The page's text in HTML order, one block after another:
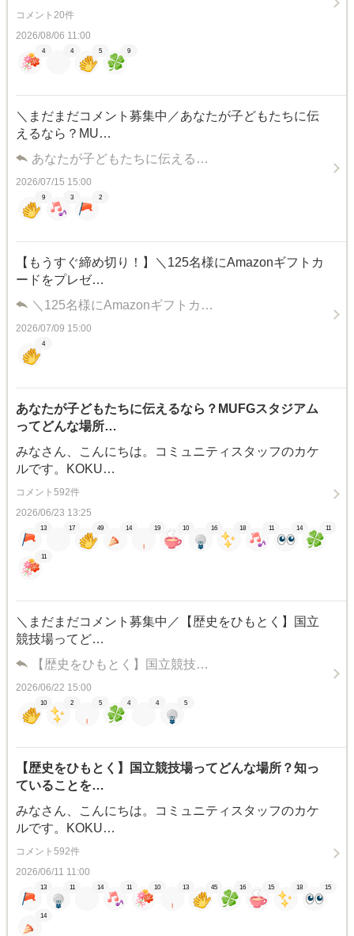
コメント20件
2026/08/06 11:00
4 4 5 9
＼まだまだコメント募集中／あなたが子どもたちに伝
えるなら？MU…
あなたが子どもたちに伝える…
2026/07/15 15:00
9 3 2
【もうすぐ締め切り！】＼125名様にAmazonギフトカ
ードをプレゼ…
＼125名様にAmazonギフトカ…
2026/07/09 15:00
4
あなたが子どもたちに伝えるなら？MUFGスタジアム
ってどんな場所…
みなさん、こんにちは。コミュニティスタッフのカケ
ルです。KOKU…
コメント592件
2026/06/23 13:25
13 17 49 14 19 10 16 18 11 14 11
11
＼まだまだコメント募集中／【歴史をひもとく】国立
競技場ってど…
【歴史をひもとく】国立競技…
2026/06/22 15:00
10 2 5 4 4 5
【歴史をひもとく】国立競技場ってどんな場所？知っ
ていることを…
みなさん、こんにちは。コミュニティスタッフのカケ
ルです。KOKU…
コメント592件
2026/06/11 11:00
13 11 14 11 10 13 45 16 15 18 15
14